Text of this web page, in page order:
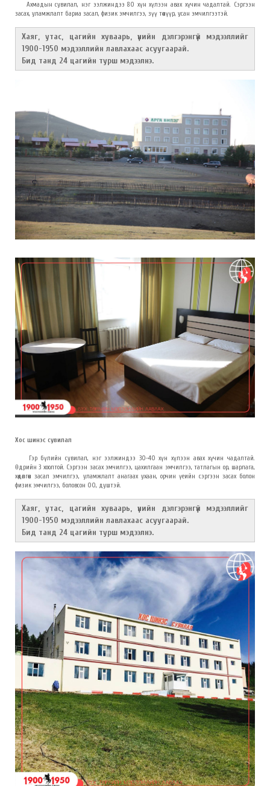
Ахмадын сувилал, нэг ээлжиндээ 80 хүн хүлээн авах хүчин чадалтай. Сэргээн
засах, уламжлалт бариа засал, физик эмчилгээ, зүү төөнүүр, усан эмчилгээтэй.
Хаяг, утас, цагийн хуваарь, үнийн дэлгэрэнгүй мэдээллийг
1900-1950 мэдээллийн лавлахаас асуугаарай.
Бид танд 24 цагийн турш мэдээлнэ.
Хос шинэс сувилал
Гэр бүлийн сувилал, нэг ээлжиндээ 30-40 хүн хүлээн авах хүчин чадалтай.
Өдрийн 3 хоолтой. Сэргээн засах эмчилгээ, цахилгаан эмчилгээ, татлагын ор, шарлага,
хөдөлгөөн засал эмчилгээ, уламжлалт анагаах ухаан, орчин үеийн сэргээн засах болон
физик эмчилгээ, боловсон 00, душтэй.
Хаяг, утас, цагийн хуваарь, үнийн дэлгэрэнгүй мэдээллийг
1900-1950 мэдээллийн лавлахаас асуугаарай.
Бид танд 24 цагийн турш мэдээлнэ.